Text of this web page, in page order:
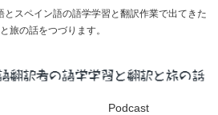
スペイン語の語学学習と翻訳作業で出てきた
旅の話をつづります。
Podcast